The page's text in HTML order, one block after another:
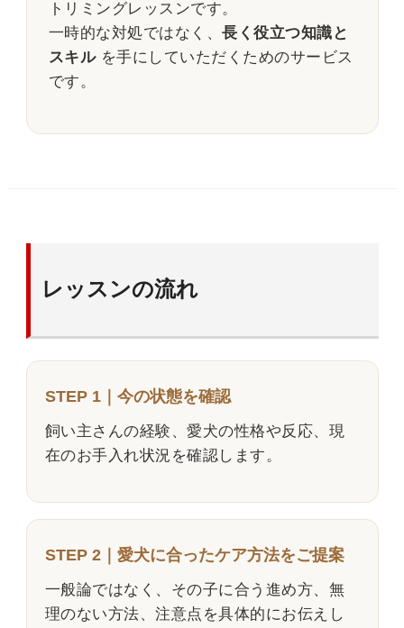
トリミングレッスンです。
一時的な対処ではなく、長く役立つ知識と
スキルを手にしていただくためのサービス
です。
レッスンの流れ
STEP 1｜今の状態を確認
飼い主さんの経験、愛犬の性格や反応、現
在のお手入れ状況を確認します。
STEP 2｜愛犬に合ったケア方法をご提案
一般論ではなく、その子に合う進め方、無
理のない方法、注意点を具体的にお伝えし